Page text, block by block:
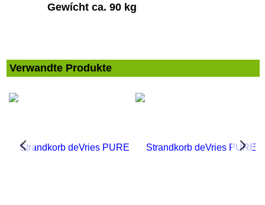
Gewícht ca. 90 kg
Verwandte Produkte